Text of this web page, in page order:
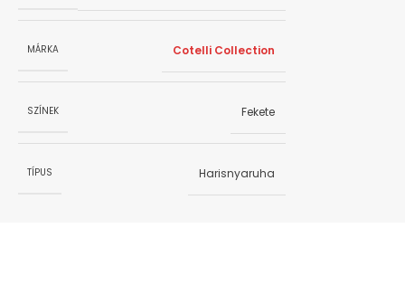
MÁRKA Cotelli Collection
SZÍNEK Fekete
TÍPUS Harisnyaruha